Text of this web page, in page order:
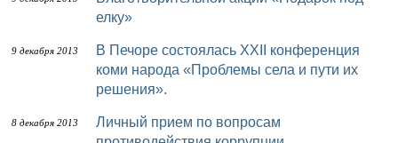
елку»
9 декабря 2013
В Печоре состоялась ХХII конференция
коми народа «Проблемы села и пути их
решения».
8 декабря 2013
Личный прием по вопросам